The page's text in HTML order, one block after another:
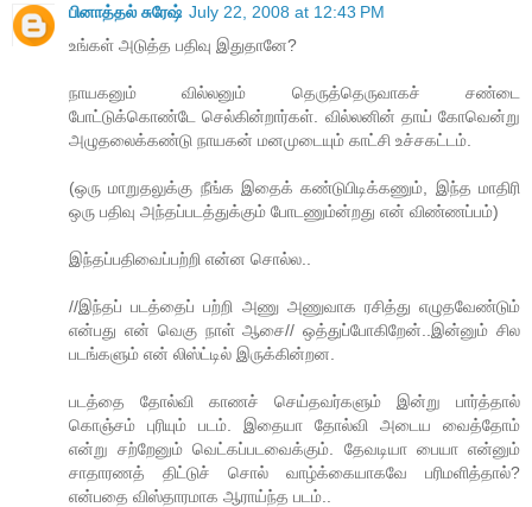
பினாத்தல் சுரேஷ் July 22, 2008 at 12:43 PM
உங்கள் அடுத்த பதிவு இதுதானே?
நாயகனும் வில்லனும் தெருத்தெருவாகச் சண்டை
போட்டுக்கொண்டே செல்கின்றார்கள். வில்லனின் தாய் கோவென்று
அழுதலைக்கண்டு நாயகன் மனமுடையும் காட்சி உச்சகட்டம்.
(ஒரு மாறுதலுக்கு நீங்க இதைக் கண்டுபிடிக்கணும், இந்த மாதிரி
ஒரு பதிவு அந்தப்படத்துக்கும் போடணும்ன்றது என் விண்ணப்பம்)
இந்தப்பதிவைப்பற்றி என்ன சொல்ல..
//இந்தப் படத்தைப் பற்றி அணு அணுவாக ரசித்து எழுதவேண்டும்
என்பது என் வெகு நாள் ஆசை// ஒத்துப்போகிறேன்..இன்னும் சில
படங்களும் என் லிஸ்ட்டில் இருக்கின்றன.
படத்தை தோல்வி காணச் செய்தவர்களும் இன்று பார்த்தால்
கொஞ்சம் புரியும் படம். இதையா தோல்வி அடைய வைத்தோம்
என்று சற்றேனும் வெட்கப்படவைக்கும். தேவடியா பையா என்னும்
சாதாரணத் திட்டுச் சொல் வாழ்க்கையாகவே பரிமளித்தால்?
என்பதை விஸ்தாரமாக ஆராய்ந்த படம்..